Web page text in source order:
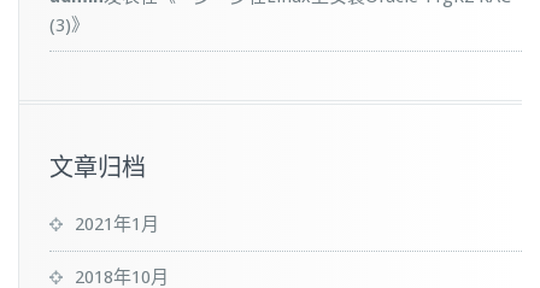
(3)》
文章归档
2021年1月
2018年10月